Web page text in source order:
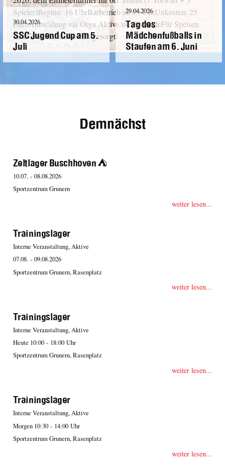
Spieler)Beginn: 16 UhrBarbetrieb ab 19 UhrUnkosten: 25
EuroAnmeldung via Orga.Aktive.ssc@web.deFür Speisen
und Getränke ist bestens gesorgt!
30.04.2026
SSC Jugend Cup am 5.
Juli
29.04.2026
Tag des
Mädchenfußballs in
Staufen am 6. Juni
Demnächst
Zeltlager Buschhoven ⛺️
10.07. - 08.08.2026
Sportzentrum Grunern
weiter lesen...
Trainingslager
Interne Veranstaltung, Aktive
07.08. - 09.08.2026
Sportzentrum Grunern, Rasenplatz
weiter lesen...
Trainingslager
Interne Veranstaltung, Aktive
Heute 10:00 - 18:00 Uhr
Sportzentrum Grunern, Rasenplatz
weiter lesen...
Trainingslager
Interne Veranstaltung, Aktive
Morgen 10:30 - 14:00 Uhr
Sportzentrum Grunern, Rasenplatz
weiter lesen...